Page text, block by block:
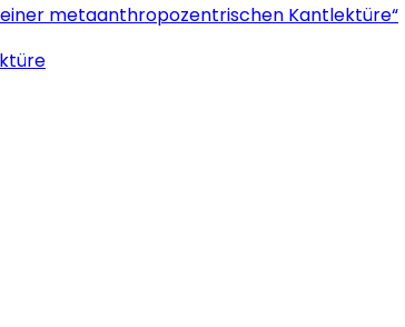
metaanthropozentrischen Kantlektüre“